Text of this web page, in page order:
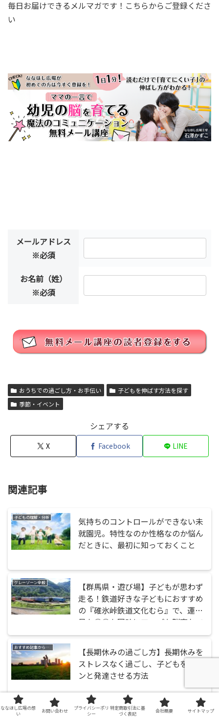
毎日お届けできるメルマガです！こちらからご登録くださ
い
メールアドレス
※必須
お名前（姓）
※必須
おうちでの過ごし方・お手伝い
子どもを伸ばす方法を探す
季節・イベント
シェアする
X Facebook LINE
関連記事
子どもの理解・分析
気持ちのコントロールができない未
就園児。特性なのか性格なのか悩ん
だときに、最初に知っておくこと
グレーゾーン全般
【群馬県・遊び場】子どもが思わず
走る！鉄道好きな子どもにおすすめ
の『碓氷峠鉄道文化むら』で、運動
量も○○も同時にアップな脳育おで
かけ
おすすめ記事から探す
【長期休みの過ごし方】長期休みを
ストレスなく過ごし、子どもをグー
ンと発達させる方法
子どもの理解・分析
ななほし広場の想
い
お問い合わせ
プライバシーポリ
シー
特定商取引法に基
づく表記
会社概要 サイトマップ